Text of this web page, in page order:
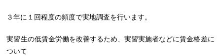
３年に１回程度の頻度で実地調査を行います。
実習生の低賃金労働を改善するため、実習実施者などに賃金格差に
ついて